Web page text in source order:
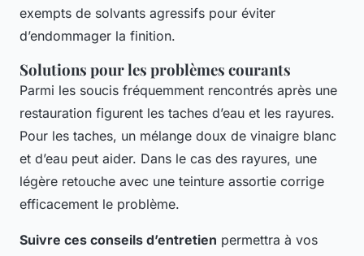
exempts de solvants agressifs pour éviter
d’endommager la finition.
Solutions pour les problèmes courants
Parmi les soucis fréquemment rencontrés après une
restauration figurent les taches d’eau et les rayures.
Pour les taches, un mélange doux de vinaigre blanc
et d’eau peut aider. Dans le cas des rayures, une
légère retouche avec une teinture assortie corrige
efficacement le problème.
Suivre ces conseils d’entretien permettra à vos